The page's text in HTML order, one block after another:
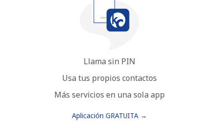
Llama sin PIN
Usa tus propios contactos
Más servicios en una sola app
Aplicación GRATUITA →